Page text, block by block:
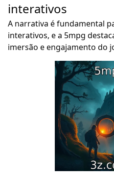
interativos
A narrativa é fundamental
interativos, e a 5mpg
imersão e engajamento do